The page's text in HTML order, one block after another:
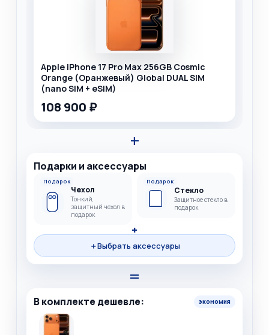
Apple iPhone 17 Pro Max 256GB Cosmic
Orange (Оранжевый) Global DUAL SIM
(nano SIM + eSIM)
108 900 ₽
+
Подарки и аксессуары
Подарок
Чехол
Тонкий,
защитный чехол в
подарок
Подарок
Стекло
Защитное стекло в
подарок
+
＋Выбрать аксессуары
=
В комплекте дешевле: экономия